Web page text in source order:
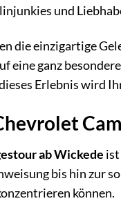
und
die einzigartige
eine ganz
Erlebnis wird
ab Wickede ist
bis hin zur
können.